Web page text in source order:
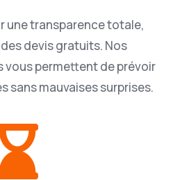
une transparence totale,
devis gratuits. Nos
permettent de prévoir
sans mauvaises surprises.